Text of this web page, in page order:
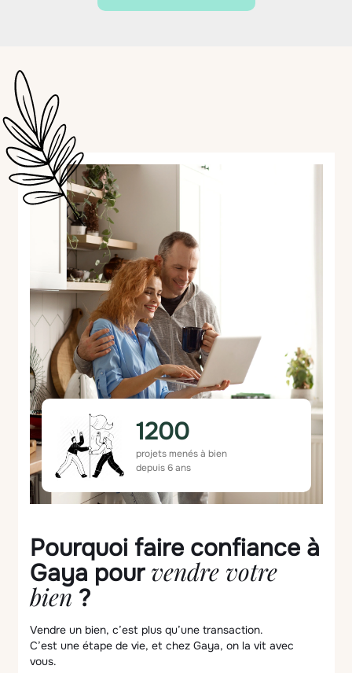
1200
projets menés à bien
depuis 6 ans
Pourquoi faire confiance à
Gaya pour vendre votre
bien ?
Vendre un bien, c’est plus qu’une transaction.
C’est une étape de vie, et chez Gaya, on la vit avec
vous.